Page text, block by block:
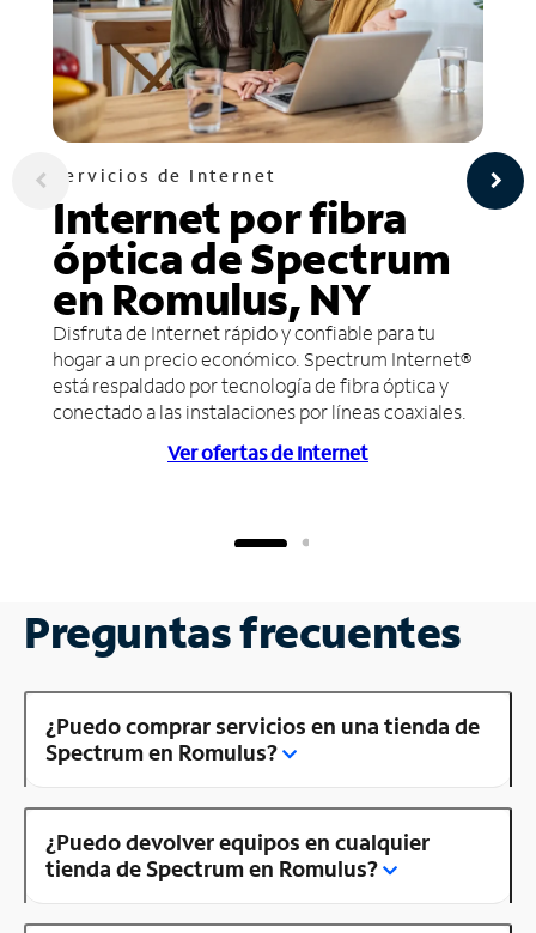
Servicios de Internet
Internet por fibra
óptica de Spectrum
en Romulus, NY
Disfruta de Internet rápido y confiable para tu
hogar a un precio económico. Spectrum Internet®
está respaldado por tecnología de fibra óptica y
conectado a las instalaciones por líneas coaxiales.
Ver ofertas de Internet
Preguntas frecuentes
¿Puedo comprar servicios en una tienda de
Spectrum en Romulus?
¿Puedo devolver equipos en cualquier
tienda de Spectrum en Romulus?